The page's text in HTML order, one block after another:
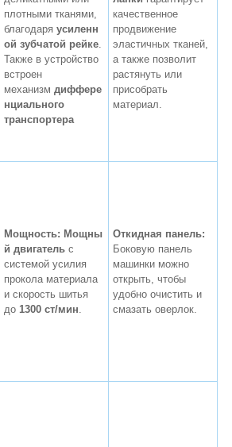
плотными тканями,
благодаря усиленн
ой зубчатой рейке.
Также в устройство
встроен
механизм диффере
нциального
транспортера
качественное
продвижение
эластичных тканей,
а также позволит
растянуть или
присобрать
материал.
Мощность: Мощны
й двигатель с
системой усилия
прокола материала
и скорость шитья
до 1300 ст/мин.
Откидная панель:
Боковую панель
машинки можно
открыть, чтобы
удобно очистить и
смазать оверлок.